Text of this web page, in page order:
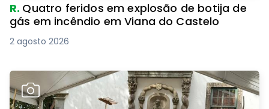
R. Quatro feridos em explosão de botija de
gás em incêndio em Viana do Castelo
2 agosto 2026